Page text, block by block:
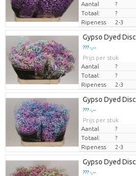
Aantal
?
Totaal:
?
Ripeness
2-3
Gypso Dyed
??? -,--
Prijs per stuk
Aantal
?
Totaal:
?
Ripeness
2-3
Gypso Dyed
??? -,--
Prijs per stuk
Aantal
?
Totaal:
?
Ripeness
2-3
Gypso Dyed
??? -,--